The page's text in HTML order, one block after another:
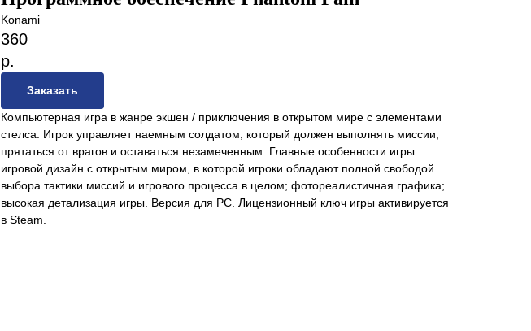
Konami
360
р.
Заказать
Компьютерная игра в жанре экшен / приключения в открытом мире с элементами
стелса. Игрок управляет наемным солдатом, который должен выполнять миссии,
прятаться от врагов и оставаться незамеченным. Главные особенности игры:
игровой дизайн с открытым миром, в которой игроки обладают полной свободой
выбора тактики миссий и игрового процесса в целом; фотореалистичная графика;
высокая детализация игры. Версия для PC. Лицензионный ключ игры активируется
в Steam.